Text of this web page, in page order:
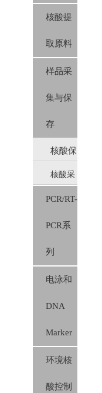
核酸提
取原料
样品采
集与保
存
核酸保
存液
核酸采
样保存
管
PCR/RT-
PCR系
列
电泳和
DNA
Marker
环境核
酸控制